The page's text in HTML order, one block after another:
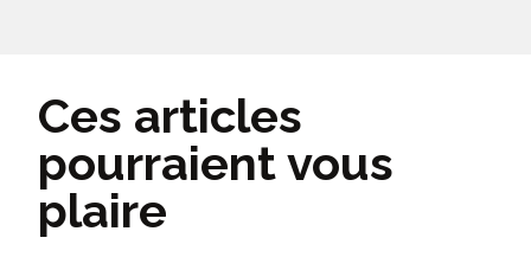
Ces articles
pourraient vous
plaire